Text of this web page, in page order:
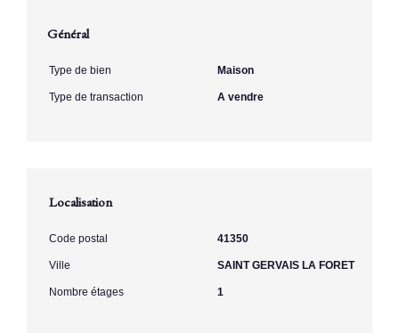
Général
Type de bien Maison
Type de transaction A vendre
Localisation
Code postal 41350
Ville SAINT GERVAIS LA FORET
Nombre étages 1